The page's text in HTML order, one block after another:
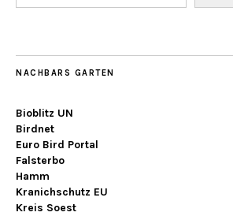
NACHBARS GARTEN
Bioblitz UN
Birdnet
Euro Bird Portal
Falsterbo
Hamm
Kranichschutz EU
Kreis Soest